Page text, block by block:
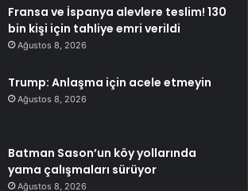
Fransa ve İspanya alevlere teslim! 130
bin kişi için tahliye emri verildi
Ağustos 8, 2026
Trump: Anlaşma için acele etmeyin
Ağustos 8, 2026
Batman Sason’un köy yollarında
yama çalışmaları sürüyor
Ağustos 8, 2026